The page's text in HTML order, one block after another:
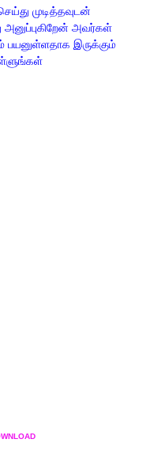
முடித்தவுடன்
அவர்கள்
பயனுள்ளதாக இருக்கும்